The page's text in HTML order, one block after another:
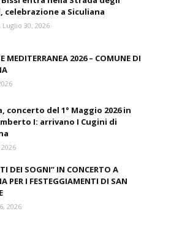
celebrazione a Siculiana
30, 2026
MEDITERRANEA 2026 – COMUNE DI
concerto del 1° Maggio 2026 in
I: arrivano I Cugini di
DEI SOGNI” IN CONCERTO A
PER I FESTEGGIAMENTI DI SAN
2026